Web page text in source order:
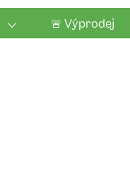
🚨 Výprodej